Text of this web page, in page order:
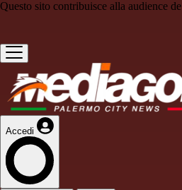
Questo sito contribuisce alla audience de
Accedi